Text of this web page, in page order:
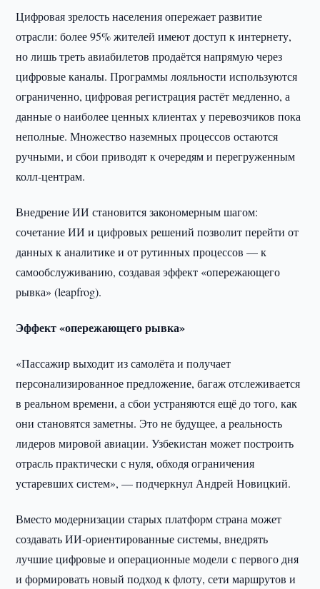
Цифровая зрелость населения опережает развитие
отрасли: более 95% жителей имеют доступ к интернету,
но лишь треть авиабилетов продаётся напрямую через
цифровые каналы. Программы лояльности используются
ограниченно, цифровая регистрация растёт медленно, а
данные о наиболее ценных клиентах у перевозчиков пока
неполные. Множество наземных процессов остаются
ручными, и сбои приводят к очередям и перегруженным
колл-центрам.
Внедрение ИИ становится закономерным шагом:
сочетание ИИ и цифровых решений позволит перейти от
данных к аналитике и от рутинных процессов — к
самообслуживанию, создавая эффект «опережающего
рывка» (leapfrog).
Эффект «опережающего рывка»
«Пассажир выходит из самолёта и получает
персонализированное предложение, багаж отслеживается
в реальном времени, а сбои устраняются ещё до того, как
они становятся заметны. Это не будущее, а реальность
лидеров мировой авиации. Узбекистан может построить
отрасль практически с нуля, обходя ограничения
устаревших систем», — подчеркнул Андрей Новицкий.
Вместо модернизации старых платформ страна может
создавать ИИ-ориентированные системы, внедрять
лучшие цифровые и операционные модели с первого дня
и формировать новый подход к флоту, сети маршрутов и